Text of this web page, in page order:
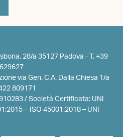
28/a 35127 Padova -
T. +39
via Gen. C.A. Dalla Chiesa 1/a
809171
/ Società Certificata: UNI
- ISO 45001:2018 – UNI